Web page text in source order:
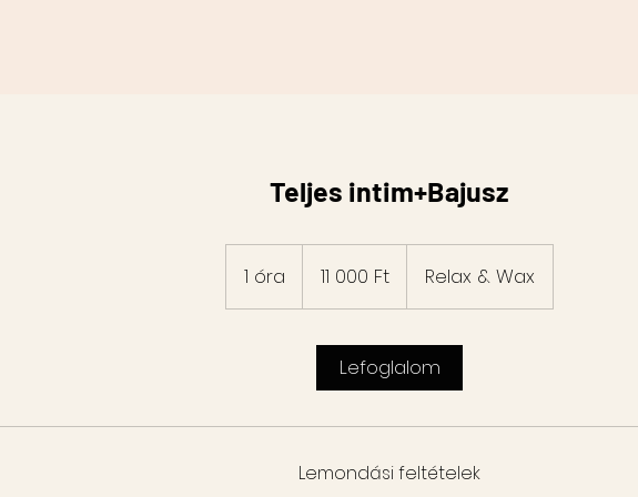
Teljes intim+Bajusz
1 óra
ó
11 000 Ft Relax & Wax
Lefoglalom
Lemondási feltételek